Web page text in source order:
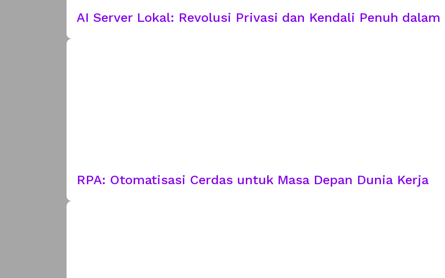
AI Server Lokal: Revolusi Privasi dan Kendali Penuh dalam
RPA: Otomatisasi Cerdas untuk Masa Depan Dunia Kerja